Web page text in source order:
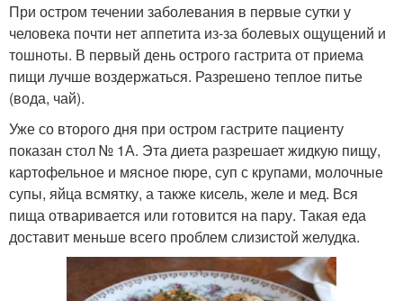
При остром течении заболевания в первые сутки у
человека почти нет аппетита из-за болевых ощущений и
тошноты. В первый день острого гастрита от приема
пищи лучше воздержаться. Разрешено теплое питье
(вода, чай).
Уже со второго дня при остром гастрите пациенту
показан стол № 1А. Эта диета разрешает жидкую пищу,
картофельное и мясное пюре, суп с крупами, молочные
супы, яйца всмятку, а также кисель, желе и мед. Вся
пища отваривается или готовится на пару. Такая еда
доставит меньше всего проблем слизистой желудка.